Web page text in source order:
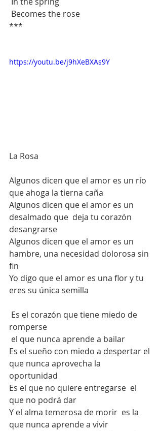
Becomes the rose
***
https://youtu.be/j9hXeBXAs9Y
La Rosa
Algunos dicen que el amor es un río
que ahoga la tierna caña
Algunos dicen que el amor es un
desalmado que  deja tu corazón
desangrarse
Algunos dicen que el amor es un
hambre, una necesidad dolorosa sin
fin
Yo digo que el amor es una flor y tu
eres su única semilla
romperse
el que nunca aprende a bailar
Es el sueño con miedo a despertar el
que nunca aprovecha la
oportunidad
Es el que no quiere entregarse  el
que no podrá dar
Y el alma temerosa de morir  es la
que nunca aprende a vivir